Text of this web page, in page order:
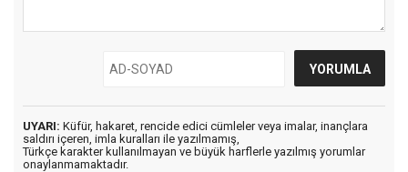
UYARI: Küfür, hakaret, rencide edici cümleler veya imalar, inançlara
saldırı içeren, imla kuralları ile yazılmamış,
Türkçe karakter kullanılmayan ve büyük harflerle yazılmış yorumlar
onaylanmamaktadır.